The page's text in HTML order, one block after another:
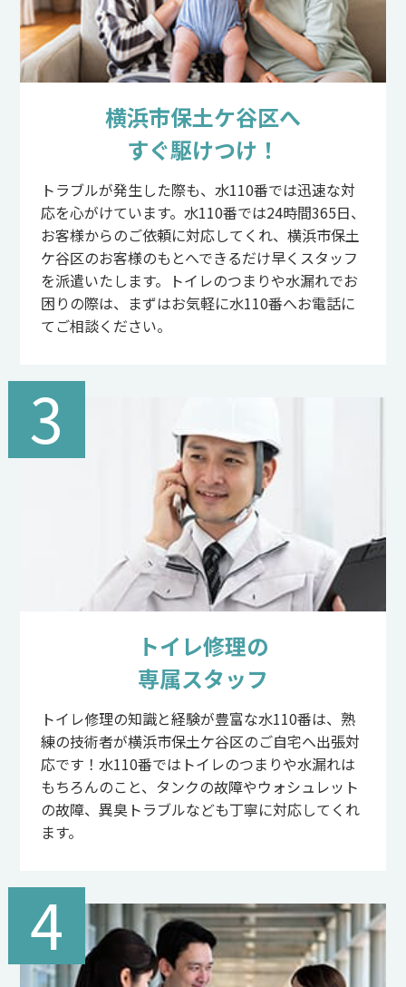
横浜市保土ケ谷区へ
すぐ駆けつけ！
トラブルが発生した際も、水110番では迅速な対
応を心がけています。水110番では24時間365日、
お客様からのご依頼に対応してくれ、横浜市保土
ケ谷区のお客様のもとへできるだけ早くスタッフ
を派遣いたします。トイレのつまりや水漏れでお
困りの際は、まずはお気軽に水110番へお電話に
てご相談ください。
3
トイレ修理の
専属スタッフ
トイレ修理の知識と経験が豊富な水110番は、熟
練の技術者が横浜市保土ケ谷区のご自宅へ出張対
応です！水110番ではトイレのつまりや水漏れは
もちろんのこと、タンクの故障やウォシュレット
の故障、異臭トラブルなども丁寧に対応してくれ
ます。
4